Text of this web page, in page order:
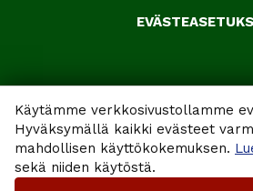
Käytämme verkkosivustollamme
Hyväksymällä kaikki evästeet
mahdollisen käyttökokemuksen.
sekä niiden käytöstä.